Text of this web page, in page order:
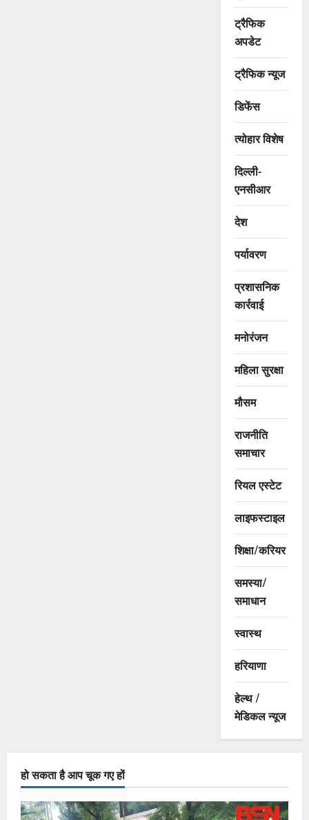
ट्रैफिक
अपडेट
ट्रैफिक न्यूज
डिफेंस
त्योहार विशेष
दिल्ली-
एनसीआर
देश
पर्यावरण
प्रशासनिक
कार्रवाई
मनोरंजन
महिला सुरक्षा
मौसम
राजनीति
समाचार
रियल एस्टेट
लाइफस्टाइल
शिक्षा/करियर
समस्या/
समाधान
स्वास्थ
हरियाणा
हेल्थ /
मेडिकल न्यूज
हो सकता है आप चूक गए हों